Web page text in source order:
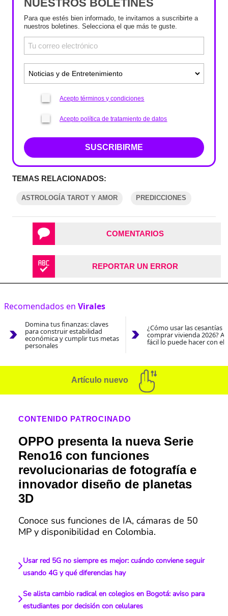
NUESTROS BOLETINES
Para que estés bien informado, te invitamos a suscribirte a
nuestros boletines. Selecciona el que más te guste.
Acepto términos y condiciones
Acepto política de tratamiento de datos
SUSCRIBIRME
TEMAS RELACIONADOS:
ASTROLOGÍA TAROT Y AMOR PREDICCIONES
COMENTARIOS
REPORTAR UN ERROR
Recomendados en Virales
Domina tus finanzas: claves
para construir estabilidad
económica y cumplir tus metas
personales
¿Cómo usar las cesantías
comprar vivienda 2026?
fácil lo puede hacer con el
Artículo nuevo
CONTENIDO PATROCINADO
OPPO presenta la nueva Serie
Reno16 con funciones
revolucionarias de fotografía e
innovador diseño de planetas
3D
Conoce sus funciones de IA, cámaras de 50
MP y disponibilidad en Colombia.
Usar red 5G no siempre es mejor: cuándo conviene seguir
usando 4G y qué diferencias hay
Se alista cambio radical en colegios en Bogotá: aviso para
estudiantes por decisión con celulares